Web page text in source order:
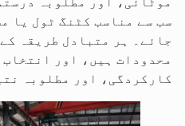
سب سے مناسب کٹنگ ٹول یا
جائے۔ ہر متبادل طریقہ
محدودات ہیں، اور انتخاب
کارکردگی، اور مطلوبہ